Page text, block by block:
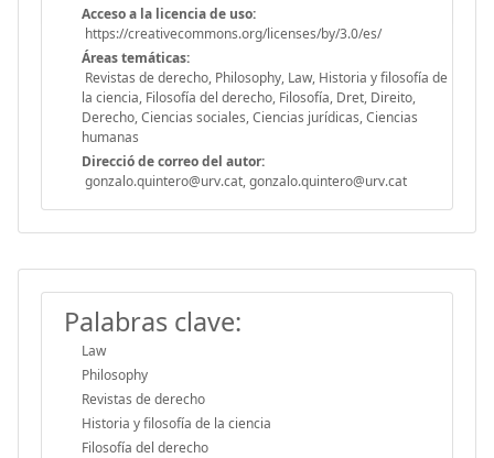
Acceso a la licencia de uso:
https://creativecommons.org/licenses/by/3.0/es/
Áreas temáticas:
Revistas de derecho, Philosophy, Law, Historia y filosofía de
la ciencia, Filosofía del derecho, Filosofía, Dret, Direito,
Derecho, Ciencias sociales, Ciencias jurídicas, Ciencias
humanas
Direcció de correo del autor:
gonzalo.quintero@urv.cat, gonzalo.quintero@urv.cat
Palabras clave:
Law
Philosophy
Revistas de derecho
Historia y filosofía de la ciencia
Filosofía del derecho